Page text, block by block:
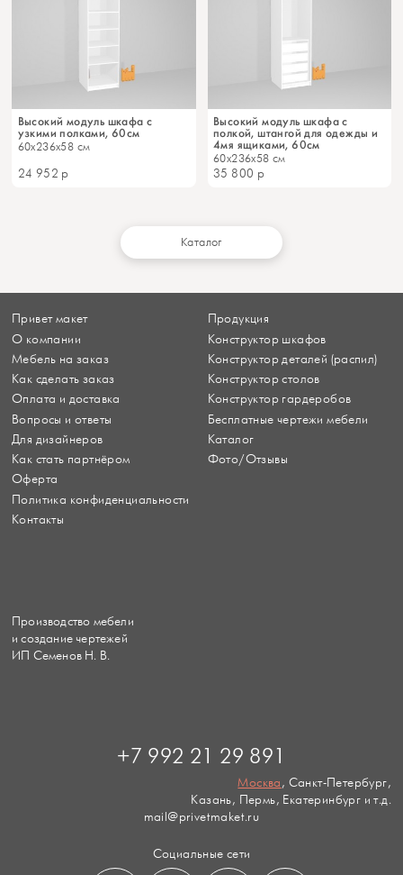
Высокий модуль шкафа с
узкими полками, 60см
60x236x58 см
24 952 р
Высокий модуль шкафа с
полкой, штангой для одежды и
4мя ящиками, 60см
60x236x58 см
35 800 р
Каталог
Привет макет
О компании
Мебель на заказ
Как сделать заказ
Оплата и доставка
Вопросы и ответы
Для дизайнеров
Как стать партнёром
Оферта
Политика конфиденциальности
Контакты
Продукция
Конструктор шкафов
Конструктор деталей (распил)
Конструктор столов
Конструктор гардеробов
Бесплатные чертежи мебели
Каталог
Фото/Отзывы
Производство мебели
и создание чертежей
ИП Семенов Н. В.
+7 992 21 29 891
Москва, Санкт-Петербург,
Казань, Пермь, Екатеринбург и т.д.
mail@privetmaket.ru
Социальные сети